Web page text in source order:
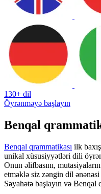
130+ dil
Öyrənməyə başlayın
Benqal
Benqal qrammatikası ilk
unikal xüsusiyyətləri dili
Onun əlifbasını,
etməklə siz zəngin dil
Səyahətə başlayın və